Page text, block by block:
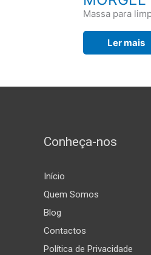
Massa para
Ler mais
Conheça-nos
Início
Quem Somos
Blog
Contactos
Política de Privacidade